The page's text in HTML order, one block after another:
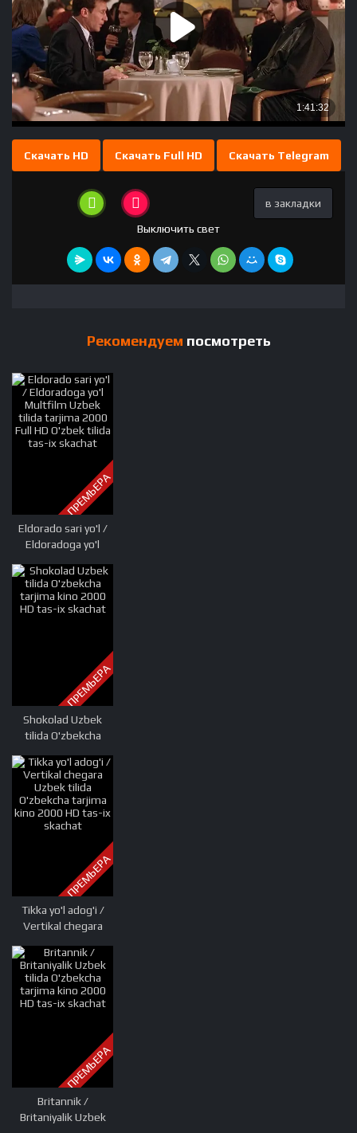
Скачать HD Скачать Full HD Скачать Telegram
в закладки
Выключить свет
Рекомендуем посмотреть
ПРЕМЬЕРА
Eldorado sari yo'l /
Eldoradoga yo'l
tilida tarjima 2000
Full HD O'zbek tilida
tas-ix skachat
ПРЕМЬЕРА
Shokolad Uzbek
tilida O'zbekcha
HD tas-ix skachat
ПРЕМЬЕРА
Tikka yo'l adog'i /
Vertikal chegara
O'zbekcha tarjima
kino 2000 HD tas-ix
skachat
ПРЕМЬЕРА
Britannik /
Britaniyalik Uzbek